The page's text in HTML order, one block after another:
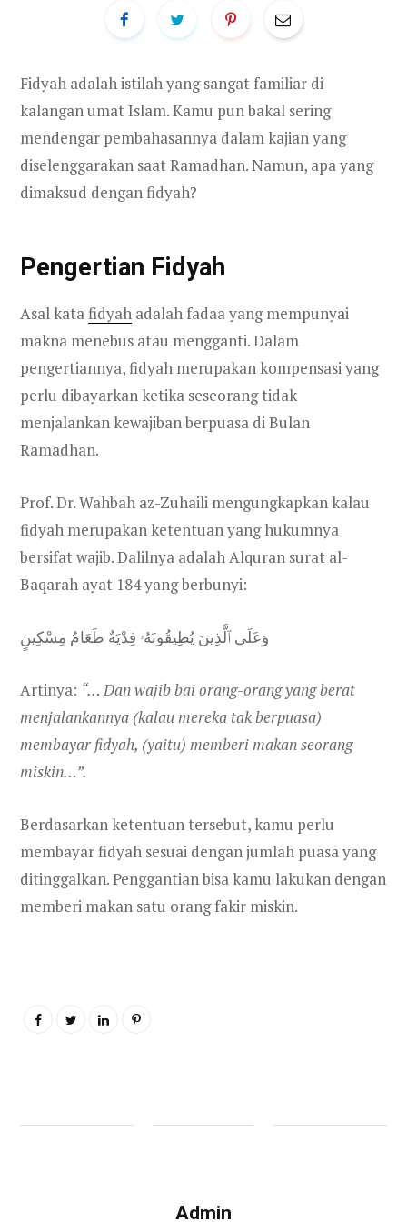
Fidyah adalah istilah yang sangat familiar di
kalangan umat Islam. Kamu pun bakal sering
mendengar pembahasannya dalam kajian yang
diselenggarakan saat Ramadhan. Namun, apa yang
dimaksud dengan fidyah?
Pengertian Fidyah
Asal katafidyah adalah fadaa yang mempunyai
makna menebus atau mengganti. Dalam
pengertiannya, fidyah merupakan kompensasi yang
perlu dibayarkan ketika seseorang tidak
menjalankan kewajiban berpuasa di Bulan
Ramadhan.
Prof. Dr. Wahbah az-Zuhaili mengungkapkan kalau
fidyah merupakan ketentuan yang hukumnya
bersifat wajib. Dalilnya adalah Alquran surat al-
Baqarah ayat 184 yang berbunyi:
وَعَلَى ٱلَّذِينَ يُطِيقُونَهُۥ فِدْيَةٌ طَعَامُ مِسْكِينٍ
Artinya: “… Dan wajib bai orang-orang yang berat
menjalankannya (kalau mereka tak berpuasa)
membayar fidyah, (yaitu) memberi makan seorang
miskin…”.
Berdasarkan ketentuan tersebut, kamu perlu
membayar fidyah sesuai dengan jumlah puasa yang
ditinggalkan. Penggantian bisa kamu lakukan dengan
memberi makan satu orang fakir miskin.
Admin